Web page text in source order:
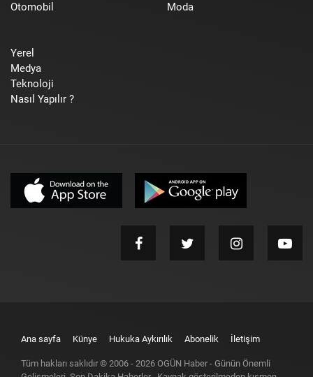
Otomobil
Moda
Yerel
Medya
Teknoloji
Nasıl Yapılır ?
Ana sayfa Künye Hukuka Aykırılık Abonelik İletişim
Tüm hakları saklıdır © 2006 - 2026 OGÜN Haber - Günün Önemli